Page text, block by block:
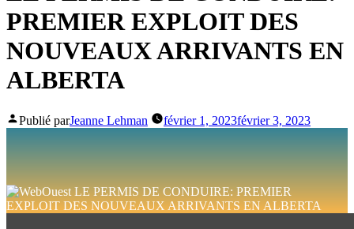
PREMIER EXPLOIT DES
NOUVEAUX ARRIVANTS EN
ALBERTA
Publié parJeanne Lehman février 1, 2023février 3, 2023